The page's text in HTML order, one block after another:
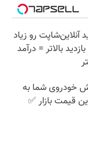
آنلاین‌شاپت رو زیاد
بالاتر = درآمد
خودروی شما به
قیمت بازار ✅
مرداد ۱۴۰۵